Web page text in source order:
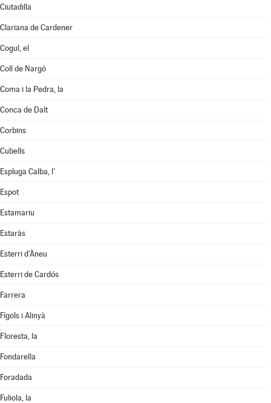
Ciutadilla
Clariana de Cardener
Cogul, el
Coll de Nargó
Coma i la Pedra, la
Conca de Dalt
Corbins
Cubells
Espluga Calba, l'
Espot
Estamariu
Estaràs
Esterri d'Àneu
Esterri de Cardós
Farrera
Fígols i Alinyà
Floresta, la
Fondarella
Foradada
Fuliola, la